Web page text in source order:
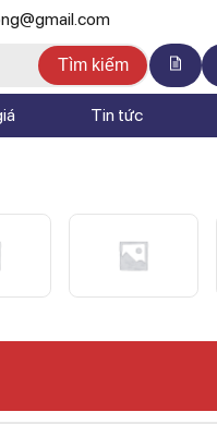
Tìm kiếm
Tin tức